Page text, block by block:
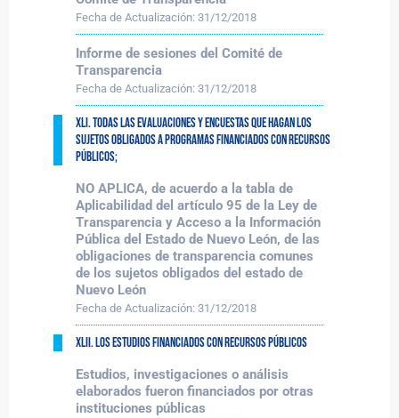
Fecha de Actualización: 31/12/2018
Informe de sesiones del Comité de
Transparencia
Fecha de Actualización: 31/12/2018
XLI. Todas las evaluaciones y encuestas que hagan los
sujetos obligados a programas financiados con recursos
públicos;
NO APLICA, de acuerdo a la tabla de
Aplicabilidad del artículo 95 de la Ley de
Transparencia y Acceso a la Información
Pública del Estado de Nuevo León, de las
obligaciones de transparencia comunes
de los sujetos obligados del estado de
Nuevo León
Fecha de Actualización: 31/12/2018
XLII. Los estudios financiados con recursos públicos
Estudios, investigaciones o análisis
elaborados fueron financiados por otras
instituciones públicas